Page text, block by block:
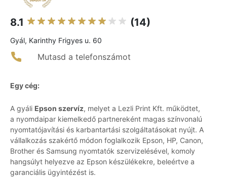
8.1 (14)
Gyál, Karinthy Frigyes u. 60
Mutasd a telefonszámot
Egy cég:
A gyáli Epson szervíz, melyet a Lezli Print Kft. működtet,
a nyomdaipar kiemelkedő partnereként magas színvonalú
nyomtatójavítási és karbantartási szolgáltatásokat nyújt. A
vállalkozás szakértő módon foglalkozik Epson, HP, Canon,
Brother és Samsung nyomtatók szervizelésével, komoly
hangsúlyt helyezve az Epson készülékekre, beleértve a
garanciális ügyintézést is.